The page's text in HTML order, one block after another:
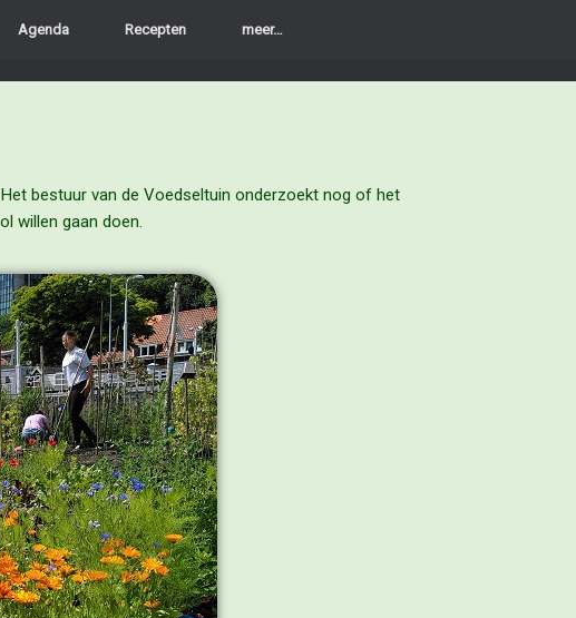
Agenda Recepten meer…
bestuur van de Voedseltuin onderzoekt nog of het
willen gaan doen.